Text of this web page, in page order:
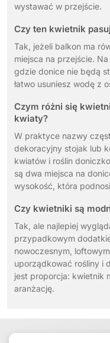
wystawać w przejście.
Czy ten kwietnik
Tak, jeżeli balkon ma
miejsca na przejście.
gdzie donice nie będą
łatwo usuniesz wodę z
Czym różni się
kwiaty?
W praktyce nazwy
dekoracyjny stojak lub
kwiatów i roślin
są dwa miejsca na
wysokość, która
Czy kwietniki są
Tak, ale najlepiej
przypadkowym
nowoczesnym,
uporządkować rośliny i
jest proporcja: kwietnik
aranżację.